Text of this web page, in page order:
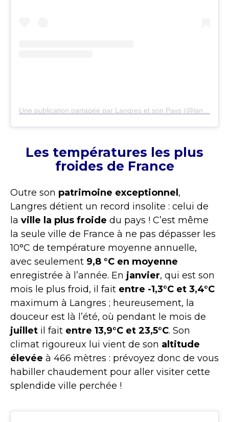
Les températures les plus
froides de France
Outre son patrimoine exceptionnel,
Langres détient un record insolite : celui de
la ville la plus froide du pays ! C’est même
la seule ville de France à ne pas dépasser les
10°C de température moyenne annuelle,
avec seulement 9,8 °C en moyenne
enregistrée à l’année. En janvier, qui est son
mois le plus froid, il fait entre -1,3°C et 3,4°C
maximum à Langres ; heureusement, la
douceur est là l’été, où pendant le mois de
juillet il fait entre 13,9°C et 23,5°C. Son
climat rigoureux lui vient de son altitude
élevée à 466 mètres : prévoyez donc de vous
habiller chaudement pour aller visiter cette
splendide ville perchée !